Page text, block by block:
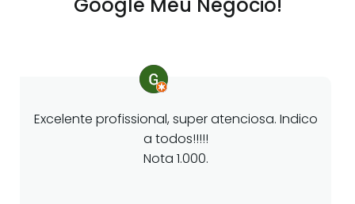
Excelente profissional, super atenciosa. Indico
a todos!!!!!
Nota 1.000.